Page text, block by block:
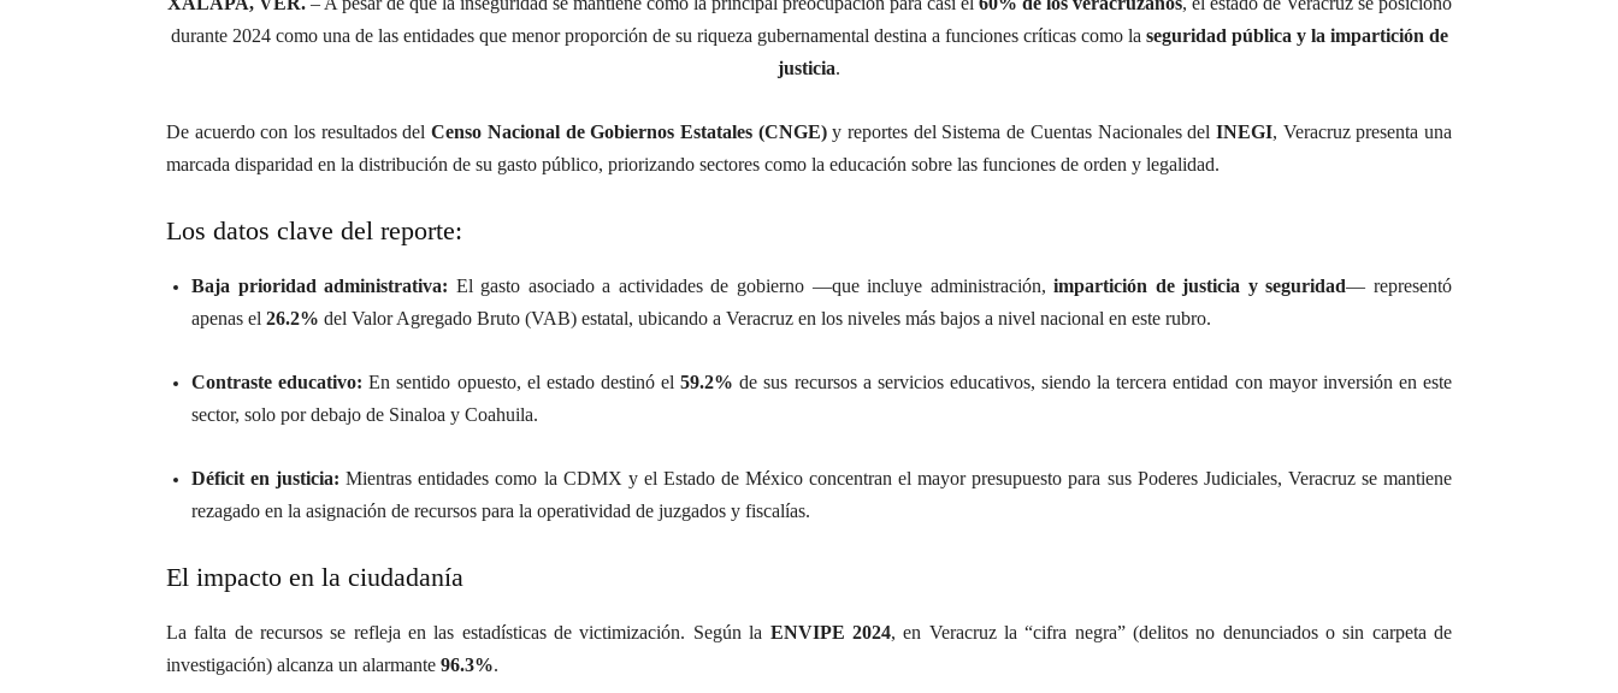
durante 2024 como una de las entidades que menor proporción de su riqueza gubernamental destina a funciones críticas como la seguridad pública y la impartición de
justicia.
De acuerdo con los resultados delCenso Nacional de Gobiernos Estatales (CNGE)y reportes del Sistema de Cuentas Nacionales del INEGI, Veracruz presenta una
marcada disparidad en la distribución de su gasto público, priorizando sectores como la educación sobre las funciones de orden y legalidad.
Los datos clave del reporte:
Baja prioridad administrativa: El gasto asociado a actividades de gobierno —que incluye administración,impartición de justicia y seguridad— representó
apenas el 26.2% del Valor Agregado Bruto (VAB) estatal, ubicando a Veracruz en los niveles más bajos a nivel nacional en este rubro.
Contraste educativo: En sentido opuesto, el estado destinó el59.2% de sus recursos a servicios educativos, siendo la tercera entidad con mayor inversión en este
sector, solo por debajo de Sinaloa y Coahuila.
Déficit en justicia: Mientras entidades como la CDMX y el Estado de México concentran el mayor presupuesto para sus Poderes Judiciales, Veracruz se mantiene
rezagado en la asignación de recursos para la operatividad de juzgados y fiscalías.
El impacto en la ciudadanía
La falta de recursos se refleja en las estadísticas de victimización. Según la ENVIPE 2024, en Veracruz la “cifra negra” (delitos no denunciados o sin carpeta de
investigación) alcanza un alarmante 96.3%.